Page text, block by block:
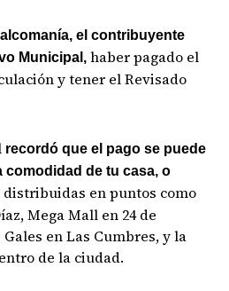
el contribuyente
Municipal,haber pagado el
y tener el Revisado
recordó que el pago se puede
comodidad de tu casa, o
distribuidas en puntos como
Mega Mall en 24 de
en Las Cumbres, y la
de la ciudad.